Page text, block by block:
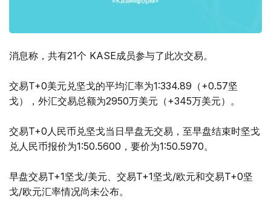
消息称，共有21个 KASE成员参与了此次交易。
交易T+0美元兑坚戈的平均汇率为1:334.89（+0.57坚
戈），外汇交易总额为2950万美元（+345万美元）。
交易T+0人民币兑坚戈当日早盘无交易，至早盘结束时坚戈
兑人民币报价为1:50.5600，要价为1:50.5970。
早盘交易T+1坚戈/美元、交易T+1坚戈/欧元和交易T+0坚
戈/欧元汇率情况尚未公布。